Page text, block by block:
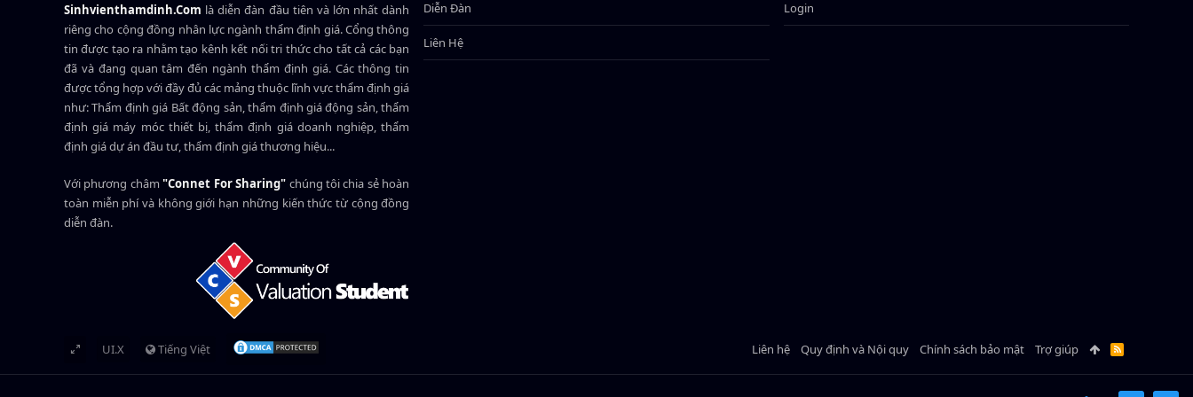
Sinhvienthamdinh.Com là diễn đàn đầu tiên và lớn nhất dành
riêng cho cộng đồng nhân lực ngành thẩm định giá. Cổng thông
tin được tạo ra nhằm tạo kênh kết nối tri thức cho tất cả các bạn
đã và đang quan tâm đến ngành thẩm định giá. Các thông tin
được tổng hợp với đầy đủ các mảng thuộc lĩnh vực thẩm định giá
như: Thẩm định giá Bất động sản, thẩm định giá động sản, thẩm
định giá máy móc thiết bị, thẩm định giá doanh nghiệp, thẩm
định giá dự án đầu tư, thẩm định giá thương hiệu...
Với phương châm"Connet For Sharing" chúng tôi chia sẻ hoàn
toàn miễn phí và không giới hạn những kiến thức từ cộng đồng
diễn đàn.
Diễn Đàn
Liên Hệ
Login
UI.X Tiếng Việt Liên hệ Quy định và Nội quy Chính sách bảo mật Trợ giúp
R
S